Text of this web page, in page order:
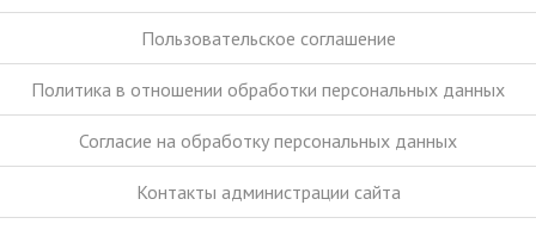
Пользовательское соглашение
Политика в отношении обработки персональных данных
Согласие на обработку персональных данных
Контакты администрации сайта